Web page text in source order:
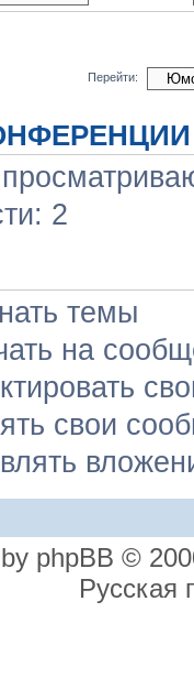
Перейти:
2
темы
на
свои
phpBB ©
Русская